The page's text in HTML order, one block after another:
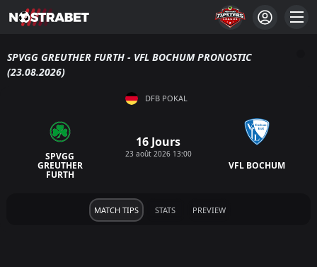
SPVGG GREUTHER FURTH - VFL BOCHUM PRONOSTIC
(23.08.2026)
DFB POKAL
SPVGG
GREUTHER
FURTH
16 Jours
23 août 2026 13:00
VFL BOCHUM
MATCH TIPS STATS PREVIEW